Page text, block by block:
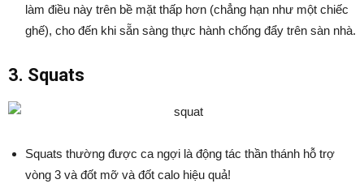
làm điều này trên bề mặt thấp hơn (chẳng hạn như một chiếc
ghế), cho đến khi sẵn sàng thực hành chống đẩy trên sàn nhà.
3. Squats
Squats thường được ca ngợi là động tác thần thánh hỗ trợ
vòng 3 và đốt mỡ và đốt calo hiệu quả!